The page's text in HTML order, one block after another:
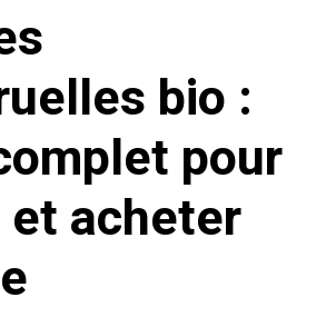
bio :
pour
acheter